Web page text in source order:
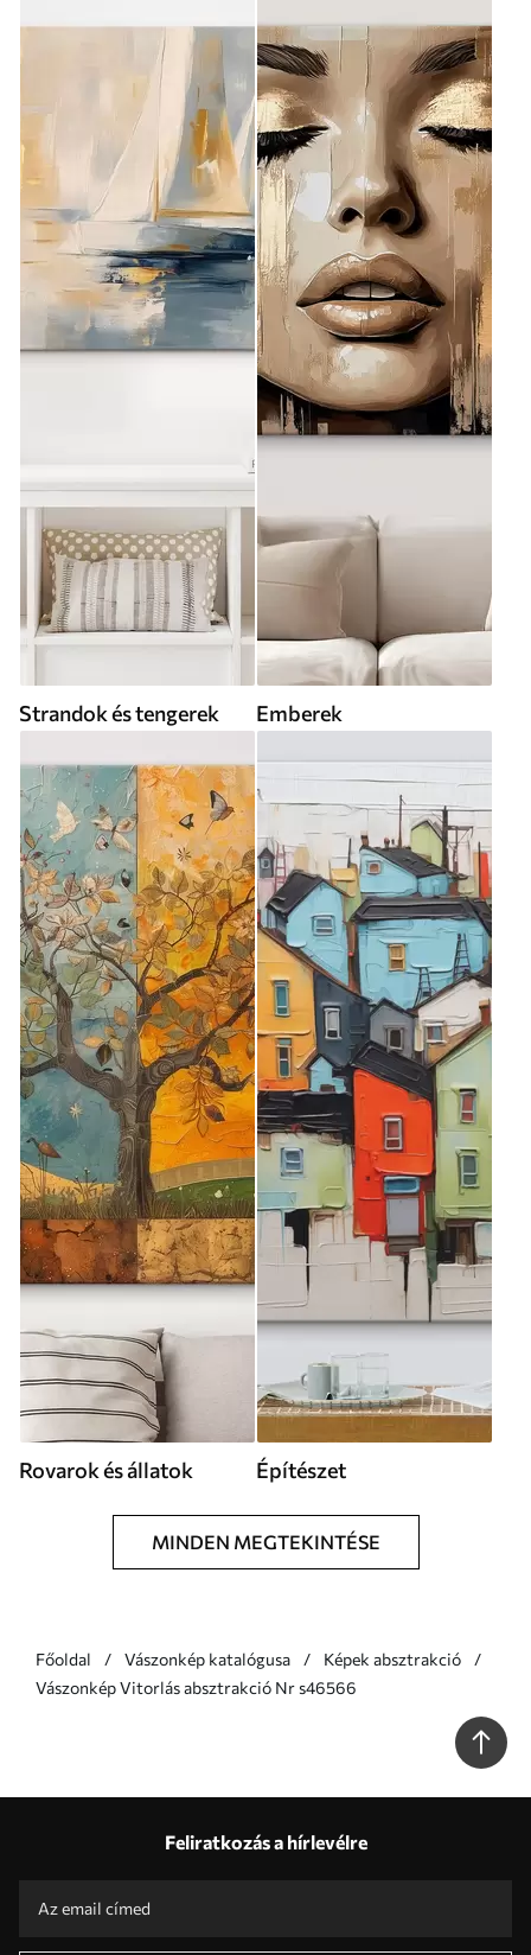
Strandok és tengerek Emberek
Rovarok és állatok Építészet
MINDEN MEGTEKINTÉSE
Főoldal Vászonkép katalógusa
Képek absztrakció
Vászonkép Vitorlás absztrakció Nr s46566
Feliratkozás a hírlevélre